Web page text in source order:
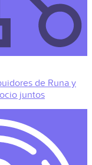
de Runa y
juntos